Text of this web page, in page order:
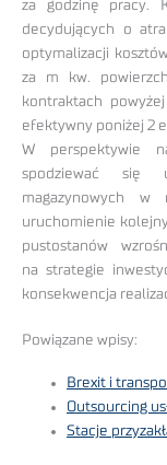
za godzinę pracy.
decydujących o
optymalizacji
za m kw.
kontraktach
efektywny poniżej 2
W perspektywie
spodziewać się
magazynowych
uruchomienie
pustostanów
na strategie
konsekwencja
Powiązane wpisy:
Brexit i
Outsourcing
Stacje